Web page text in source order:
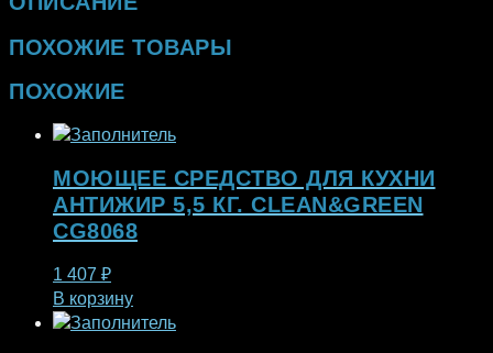
ПОХОЖИЕ ТОВАРЫ
ПОХОЖИЕ
МОЮЩЕЕ СРЕДСТВО ДЛЯ КУХНИ
АНТИЖИР 5,5 КГ. CLEAN&GREEN
CG8068
1 407 ₽
В корзину